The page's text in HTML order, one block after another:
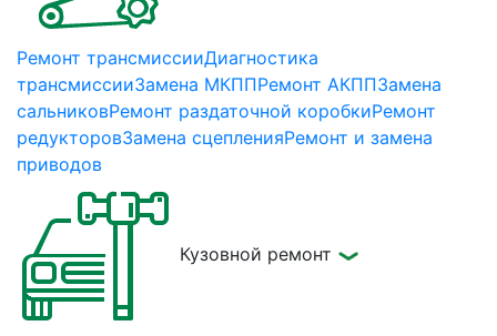
Ремонт трансмиссииДиагностика
трансмиссииЗамена МКППРемонт АКППЗамена
сальниковРемонт раздаточной коробкиРемонт
редукторовЗамена сцепленияРемонт и замена
приводов
Кузовной ремонт